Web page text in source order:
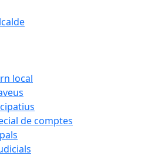
local
de comptes